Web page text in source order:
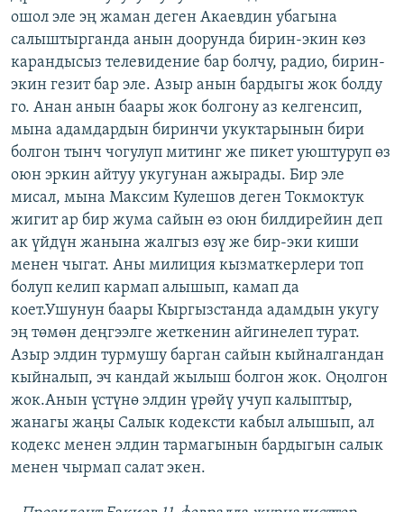
ошол эле эң жаман деген Акаевдин убагына
салыштырганда анын доорунда бирин-экин көз
карандысыз телевидение бар болчу, радио, бирин-
экин гезит бар эле. Азыр анын бардыгы жок болду
го. Анан анын баары жок болгону аз келгенсип,
мына адамдардын биринчи укуктарынын бири
болгон тынч чогулуп митинг же пикет уюштуруп өз
оюн эркин айтуу укугунан ажырады. Бир эле
мисал, мына Максим Кулешов деген Токмоктук
жигит ар бир жума сайын өз оюн билдирейин деп
ак үйдүн жанына жалгыз өзү же бир-эки киши
менен чыгат. Аны милиция кызматкерлери топ
болуп келип кармап алышып, камап да
коет.Ушунун баары Кыргызстанда адамдын укугу
эң төмөн деңгээлге жеткенин айгинелеп турат.
Азыр элдин турмушу барган сайын кыйналгандан
кыйналып, эч кандай жылыш болгон жок. Оңолгон
жок.Анын үстүнө элдин үрөйү учуп калыптыр,
жанагы жаңы Салык кодексти кабыл алышып, ал
кодекс менен элдин тармагынын бардыгын салык
менен чырмап салат экен.